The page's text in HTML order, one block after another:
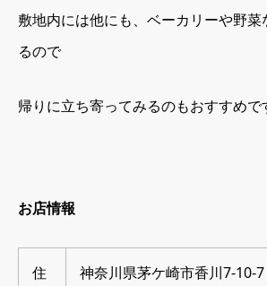
敷地内には他にも、ベーカリーや野
るので
帰りに立ち寄ってみるのもおすすめで
お店情報
住
神奈川県茅ケ崎市香川7-10-7